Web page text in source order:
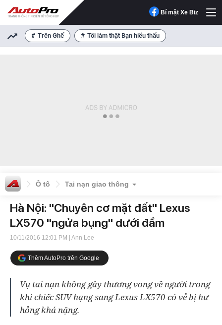
Bí mật Xe Biz
Trên Ghế Tôi làm thật Bạn hiểu thấu
Ô tô Tai nạn giao thông
Hà Nội: "Chuyên cơ mặt đất" Lexus
LX570 "ngửa bụng" dưới đầm
10/11/2016 12:01 PM | Ann Lee
Thêm AutoPro trên Google
Vụ tai nạn không gây thương vong về người trong
khi chiếc SUV hạng sang Lexus LX570 có vẻ bị hư
hỏng khá nặng.